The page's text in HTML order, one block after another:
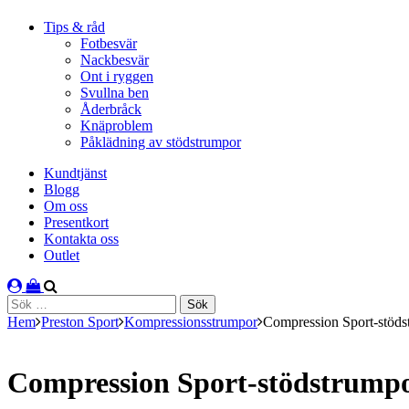
Tips & råd
Fotbesvär
Nackbesvär
Ont i ryggen
Svullna ben
Åderbråck
Knäproblem
Påklädning av stödstrumpor
Kundtjänst
Blogg
Om oss
Presentkort
Kontakta oss
Outlet
Sök
efter:
Hem Preston Sport Kompressionsstrumpor Compression Sport-
Compression Sport-